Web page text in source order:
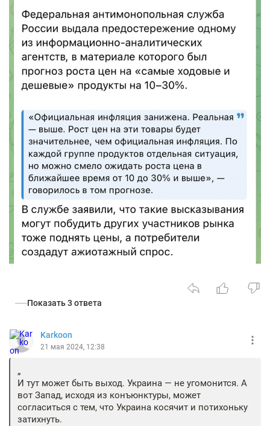
Показать 3 ответа
Karkoon
21 мая 2024, 12:38
И тут может быть выход. Украина — не угомонится. А
вот Запад, исходя из конъюнктуры, может
согласиться с тем, что Украина косячит и потихоньку
затихнуть.